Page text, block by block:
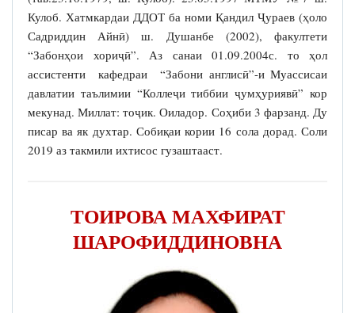
Кулоб. Хатмкардаи ДДОТ ба номи Қандил Ҷураев (ҳоло
Садриддин Айнӣ) ш. Душанбе (2002), факултети
“Забонҳои хориҷӣ”. Аз санаи 01.09.2004с. то ҳол
ассистенти кафедраи “Забони англисӣ”-и Муассисаи
давлатии таълимии “Коллеҷи тиббии ҷумҳуриявӣ” кор
мекунад. Миллат: тоҷик. Оиладор. Соҳиби 3 фарзанд. Ду
писар ва як духтар. Собиқаи кории 16 сола дорад. Соли
2019 аз такмили ихтисос гузаштааст.
ТОИРОВА МАХФИРАТ
ШАРОФИДДИНОВНА